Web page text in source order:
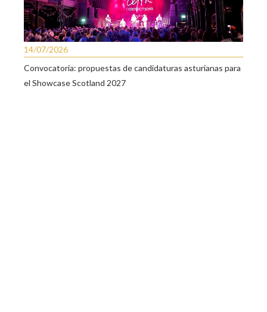
14/07/2026
Convocatoria: propuestas de candidaturas asturianas para
el Showcase Scotland 2027